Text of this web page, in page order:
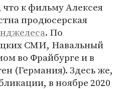
что к фильму Алексея
продюсерская
. По
СМИ, Навальный
во Фрайбурге и в
(Германия). Здесь же,
в ноябре 2020